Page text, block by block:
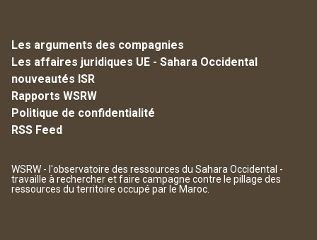
Les arguments des compagnies
Les affaires juridiques UE - Sahara Occidental
nouveautés ISR
Rapports WSRW
Politique de confidentialité
RSS Feed
WSRW - l'observatoire des ressources du Sahara Occidental -
travaille à rechercher et faire campagne contre le pillage des
ressources du territoire occupé par le Maroc.